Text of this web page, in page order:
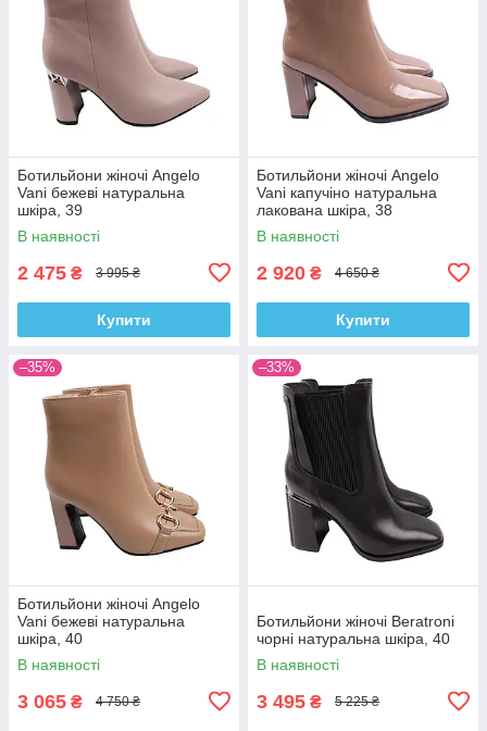
Ботильйони жіночі Angelo
Vani бежеві натуральна
шкіра, 39
В наявності
2 475 ₴ 3 995 ₴
Купити
Ботильйони жіночі Angelo
Vani капучіно натуральна
лакована шкіра, 38
В наявності
2 920 ₴ 4 650 ₴
Купити
–35%
Ботильйони жіночі Angelo
Vani бежеві натуральна
шкіра, 40
В наявності
3 065 ₴ 4 750 ₴
–33%
Ботильйони жіночі Beratroni
чорні натуральна шкіра, 40
В наявності
3 495 ₴ 5 225 ₴